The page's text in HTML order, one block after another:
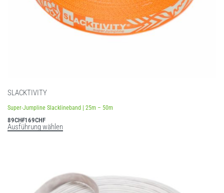
SLACKTIVITY
Super-Jumpline Slacklineband | 25m – 50m
89CHF169CHF
Ausführung wählen